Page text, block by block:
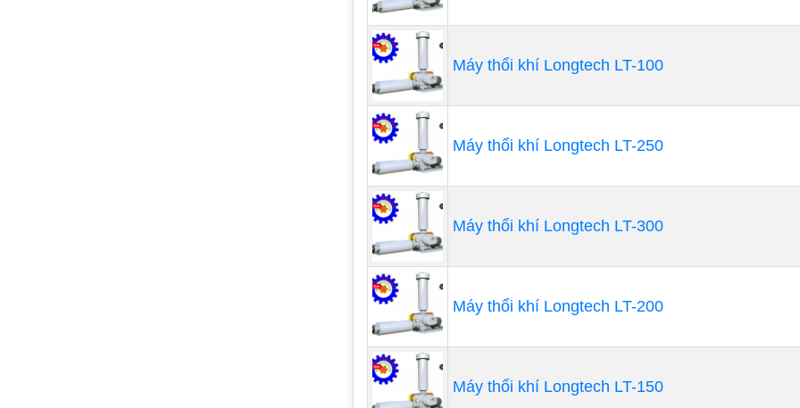
Máy thổi khí Longtech LT-100
Máy thổi khí Longtech LT-250
Máy thổi khí Longtech LT-300
Máy thổi khí Longtech LT-200
Máy thổi khí Longtech LT-150